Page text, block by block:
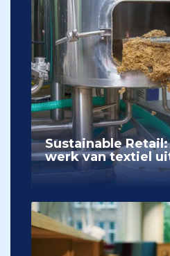
Sustainable
werk van textiel